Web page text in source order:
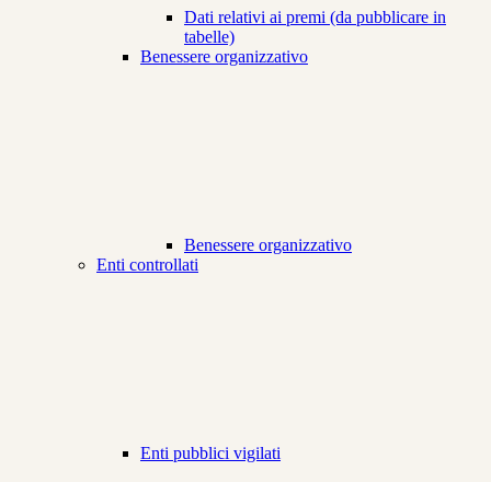
Dati relativi ai premi (da pubblicare in
tabelle)
Benessere organizzativo
Benessere organizzativo
Enti controllati
Enti pubblici vigilati